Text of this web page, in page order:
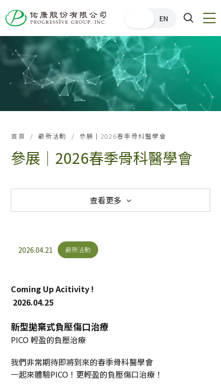
EN
首頁 最新活動 參展｜2026春季骨科醫學會
參展｜2026春季骨科醫學會
查看更多
2026.04.21 最新活動
Coming Up Acitivity !
2026.04.25
新型拋棄式負壓傷口治療
PICO 輕盈的負壓治療
我們非常期待即將到來的春季骨科醫學會
一起來體驗PICO！更輕盈的負壓傷口治療！